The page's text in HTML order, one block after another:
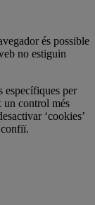
és possible
no estiguin
específiques per
un control més
‘cookies’
confiï.